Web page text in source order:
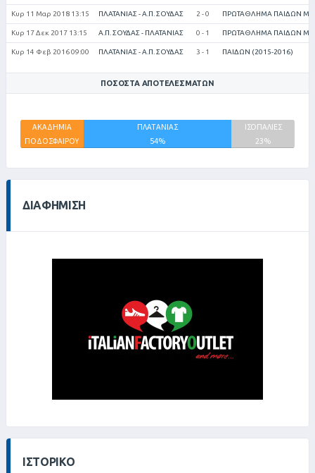
Κυρ 11 Μαρ 2018 13:15 ΠΛΑΤΑΝΙΑΣ - Α.Π. ΣΟΥΔΑΣ 2 - 0 ΠΡΩΤΑΘΛΗΜΑ ΠΑΙΔΩΝ
Κυρ 17 Δεκ 2017 13:15 Α.Π. ΣΟΥΔΑΣ - ΠΛΑΤΑΝΙΑΣ 0 - 1 ΠΡΩΤΑΘΛΗΜΑ ΠΑΙΔΩΝ
Κυρ 14 Φεβ 2016 09:00 ΠΛΑΤΑΝΙΑΣ - Α.Π. ΣΟΥΔΑΣ 3 - 1 ΠΑΙΔΩΝ (2015-2016)
ΠΟΣΟΣΤΆ ΑΠΟΤΕΛΕΣΜΆΤΩΝ
ΑΚΑΔΗΜΙΑ
ΠΟΔΟΣΦΑΙΡΟΥ
23%
ΠΛΑΤΑΝΙΑΣ
54%
ΙΣΟΠΑΛΙΕΣ
23%
ΔΙΑΦΉΜΙΣΗ
ΙΣΤΟΡΙΚΌ